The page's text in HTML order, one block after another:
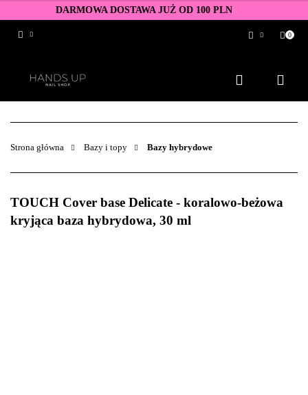
DARMOWA DOSTAWA JUŻ OD 100 PLN
Zarejestruj się
Dodaj zgłoszenie
Zgody cookies
0
Strona główna Bazy i topy Bazy hybrydowe
TOUCH Cover base Delicate - koralowo-beżowa
kryjąca baza hybrydowa, 30 ml